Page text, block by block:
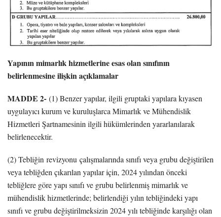
Yapının mimarlık hizmetlerine esas olan sınıfının
belirlenmesine ilişkin açıklamalar
MADDE 2- (1) Benzer yapılar, ilgili gruptaki yapılara kıyasen
uygulayıcı kurum ve kuruluşlarca Mimarlık ve Mühendislik
Hizmetleri Şartnamesinin ilgili hükümlerinden yararlanılarak
belirlenecektir.
(2) Tebliğin revizyonu çalışmalarında sınıfı veya grubu değiştirilen
veya tebliğden çıkarılan yapılar için, 2024 yılından önceki
tebliğlere göre yapı sınıfı ve grubu belirlenmiş mimarlık ve
mühendislik hizmetlerinde; belirlendiği yılın tebliğindeki yapı
sınıfı ve grubu değiştirilmeksizin 2024 yılı tebliğinde karşılığı olan